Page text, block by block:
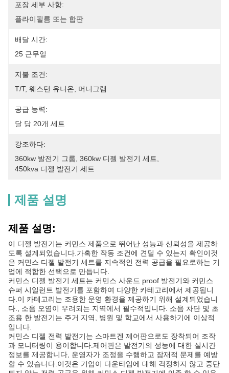
포장 세부 사항:
플라이필름 또는 합판
배달 시간:
25 근무일
지불 조건:
T/T, 웨스턴 유니온, 머니그램
공급 능력:
달 당 20개 세트
강조하다:
360kw 발전기 그룹 360kw 디젤 발전기 세트
450kva 디젤 발전기 세트
제품 설명
제품 설명:
이 디젤 발전기는 커민스 제품으로 뛰어난 성능과 신뢰성을 제공하
도록 설계되었습니다.가혹한 작동 조건에 견딜 수 있는지 확인이것
은 커민스 디젤 발전기 세트를 지속적인 전력 공급을 필요로하는 기
업에 적합한 선택으로 만듭니다.
커민스 디젤 발전기 세트는 커민스 사운드 proof 발전기와 커민스
슈퍼 시일런트 발전기를 포함하여 다양한 카테고리에서 제공됩니
다.이 카테고리는 조용한 운영 환경을 제공하기 위해 설계되었습니
다., 소음 오염이 우려되는 지역에서 필수적입니다. 소음 차단 및 초
조용 한 발전기는 주거 지역, 병원 및 학교에서 사용하기에 이상적
입니다.
커민스 디젤 전력 발전기는 스마트겐 제어판으로도 장착되어 조작
과 모니터링이 용이합니다.제어판은 발전기의 성능에 대한 실시간
정보를 제공합니다, 운영자가 조정을 수행하고 잠재적 문제를 예방
할 수 있습니다.이것은 기업이 다운타임에 대해 걱정하지 않고 중단